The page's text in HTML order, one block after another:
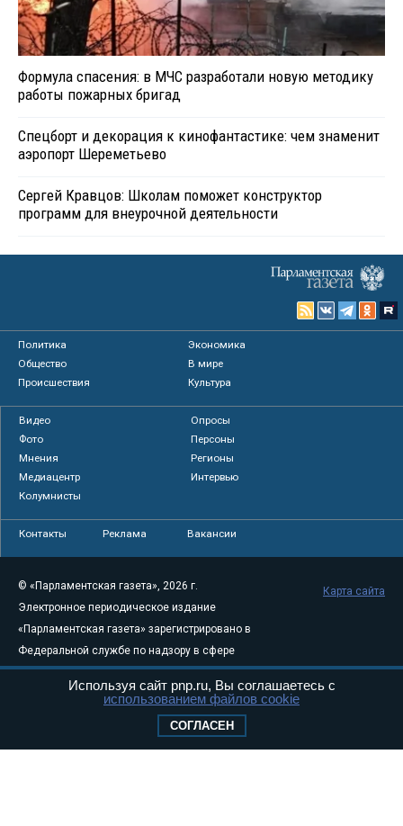
Формула спасения: в МЧС разработали новую методику
работы пожарных бригад
Спецборт и декорация к кинофантастике: чем знаменит
аэропорт Шереметьево
Сергей Кравцов: Школам поможет конструктор
программ для внеурочной деятельности
Политика
Экономика
Общество
В мире
Происшествия
Культура
Видео
Опросы
Фото
Персоны
Мнения
Регионы
Медиацентр
Интервью
Колумнисты
Контакты Реклама Вакансии
© «Парламентская газета», 2026 г.
Электронное периодическое издание
«Парламентская газета» зарегистрировано в
Федеральной службе по надзору в сфере
связи, информационных технологий и
массовых коммуникаций (Роскомнадзор) 05
Свидетельство о регистрации Эл № ФС77-
Карта сайта
Используя сайт pnp.ru, Вы соглашаетесь с
использованием файлов cookie
СОГЛАСЕН